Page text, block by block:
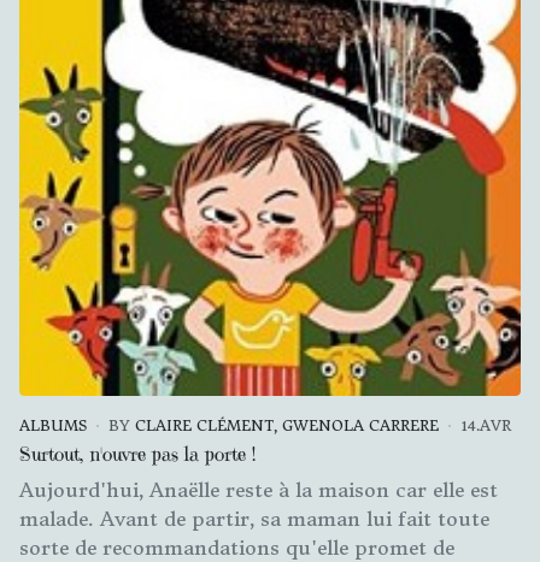
ALBUMS BY CLAIRE CLÉMENT, GWENOLA CARRERE 14.AVR
Surtout, n'ouvre pas la porte !
Aujourd'hui, Anaëlle reste à la maison car elle est
malade. Avant de partir, sa maman lui fait toute
sorte de recommandations qu'elle promet de